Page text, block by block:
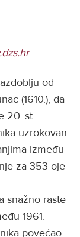
od
(1610.), da
20. st.
uzrokovan
između
za 353-oje
snažno raste
1961.
povećao